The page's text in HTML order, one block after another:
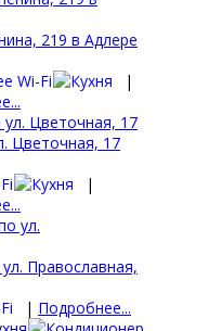
219 в Адлере
|
Цветочная, 17
|
Православная,
| Подробнее...